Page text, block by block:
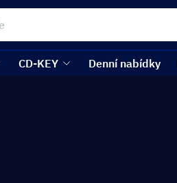
CD-KEY Denní nabídky